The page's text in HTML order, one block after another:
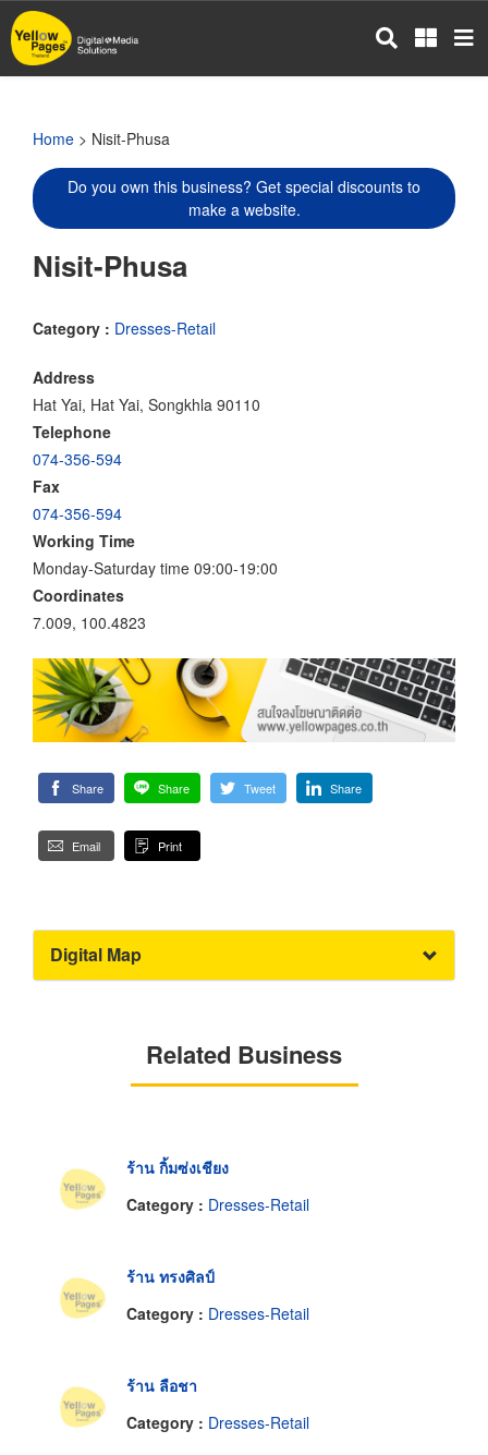
Skip
to
main
Home > Nisit-Phusa
Do you own this business? Get special discounts to
make a website.
Nisit-Phusa
Category : Dresses-Retail
Address
Hat Yai, Hat Yai, Songkhla 90110
Telephone
074-356-594
Fax
074-356-594
Working Time
Monday-Saturday time 09:00-19:00
Coordinates
7.009, 100.4823
Share Share Tweet Share
Email Print
Digital Map
Related Business
ร้าน กิ้มซ่งเชียง
Category : Dresses-Retail
ร้าน ทรงศิลป์
Category : Dresses-Retail
ร้าน ลือชา
Category : Dresses-Retail